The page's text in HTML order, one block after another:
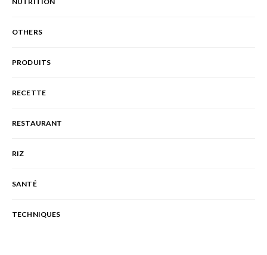
OTHERS
PRODUITS
RECETTE
RESTAURANT
RIZ
SANTÉ
TECHNIQUES